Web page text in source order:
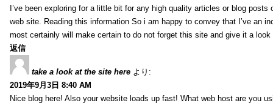
I’ve been exploring for a little bit for any high quality articles or blog
web site. Reading this information So i am happy to convey that I’ve an
most certainly will make certain to do not forget this site and give it a look
返信
take a look at the site here より:
2019年9月3日 8:40 AM
Nice blog here! Also your website loads up fast! What web host are you